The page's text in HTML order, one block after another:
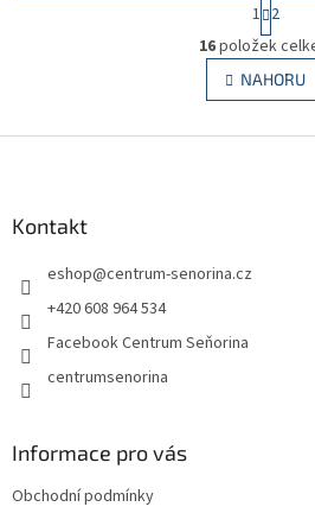
O
v
l
á
t
r
á
n
k
v
1 2
16položek
NAHORU
Kontakt
eshop@centrum-senorina.cz
+420 608 964 534
Facebook Centrum Seňorina
centrumsenorina
Informace pro vás
Obchodní podmínky